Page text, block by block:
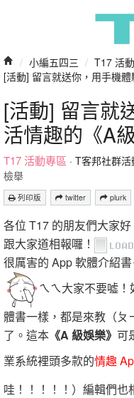
/ 小編五四三 / T17 活
[活動] 留言就送你，用手機體
[活動] 留言就
活情趣的《A
T17 活動專區 · T客邦社群活
檢舉
列印版 twitter plurk
各位 T17 的朋友們大家
跟大家道相報囉！
很厲害的 App 軟體介紹書
ㄟㄟ大家不要噓
體書一樣，都是來教（ㄆ
了。這本 《A 級娛樂》 可
業系統裡頭多款的情趣
哇！！！！！）編輯們也